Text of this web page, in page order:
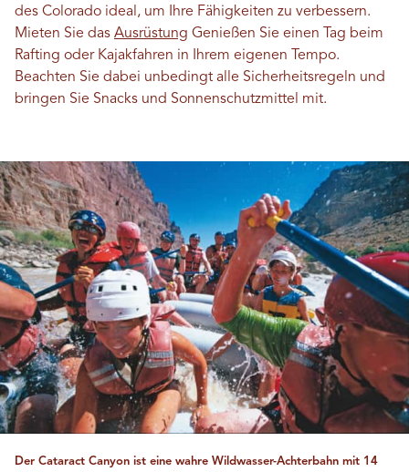
des Colorado ideal, um Ihre Fähigkeiten zu verbessern.
Mieten Sie das Ausrüstung Genießen Sie einen Tag beim
Rafting oder Kajakfahren in Ihrem eigenen Tempo.
Beachten Sie dabei unbedingt alle Sicherheitsregeln und
bringen Sie Snacks und Sonnenschutzmittel mit.
Der Cataract Canyon ist eine wahre Wildwasser-Achterbahn mit 14